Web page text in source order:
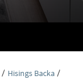
Hisings Backa